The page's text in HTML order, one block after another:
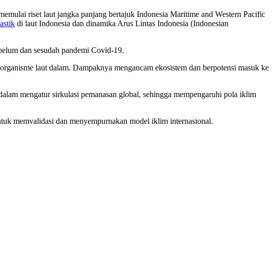
riset laut jangka panjang bertajuk Indonesia Maritime and Western Pacific
di laut Indonesia dan dinamika Arus Lintas Indonesia (Indonesian
dan sesudah pandemi Covid-19.
laut dalam. Dampaknya mengancam ekosistem dan berpotensi masuk ke
mengatur sirkulasi pemanasan global, sehingga mempengaruhi pola iklim
memvalidasi dan menyempurnakan model iklim internasional.